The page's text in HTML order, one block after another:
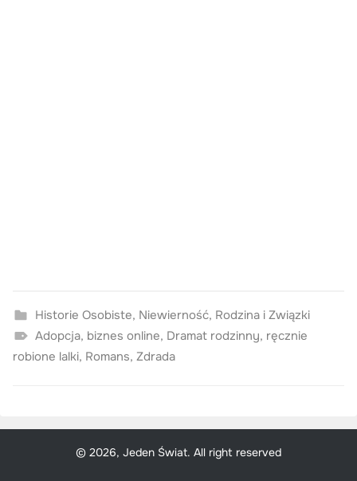
Historie Osobiste, Niewierność, Rodzina i Związki
Adopcja, biznes online, Dramat rodzinny, ręcznie
robione lalki, Romans, Zdrada
© 2026, Jeden Świat. All right reserved